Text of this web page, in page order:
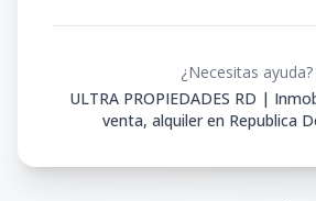
¿Necesitas ayuda?
ULTRA PROPIEDADES RD |
venta, alquiler en Republica